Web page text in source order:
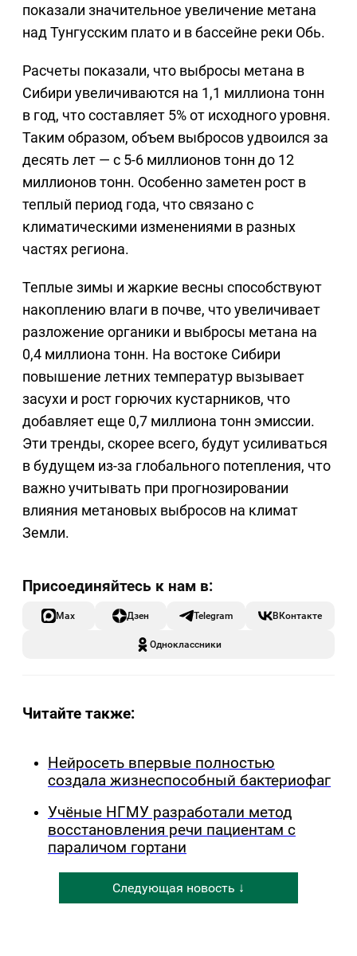
показали значительное увеличение метана
над Тунгусским плато и в бассейне реки Обь.
Расчеты показали, что выбросы метана в
Сибири увеличиваются на 1,1 миллиона тонн
в год, что составляет 5% от исходного уровня.
Таким образом, объем выбросов удвоился за
десять лет — с 5-6 миллионов тонн до 12
миллионов тонн. Особенно заметен рост в
теплый период года, что связано с
климатическими изменениями в разных
частях региона.
Теплые зимы и жаркие весны способствуют
накоплению влаги в почве, что увеличивает
разложение органики и выбросы метана на
0,4 миллиона тонн. На востоке Сибири
повышение летних температур вызывает
засухи и рост горючих кустарников, что
добавляет еще 0,7 миллиона тонн эмиссии.
Эти тренды, скорее всего, будут усиливаться
в будущем из-за глобального потепления, что
важно учитывать при прогнозировании
влияния метановых выбросов на климат
Земли.
Max Дзен Telegram ВКонтакте
Одноклассники
Читайте также:
Нейросеть впервые полностью
создала жизнеспособный бактериофаг
Учёные НГМУ разработали метод
восстановления речи пациентам с
параличом гортани
Следующая новость ↓